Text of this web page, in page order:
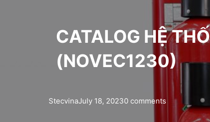
CATALOG HỆ
(NOVEC1230)
StecvinaJuly 18, 20230 comments